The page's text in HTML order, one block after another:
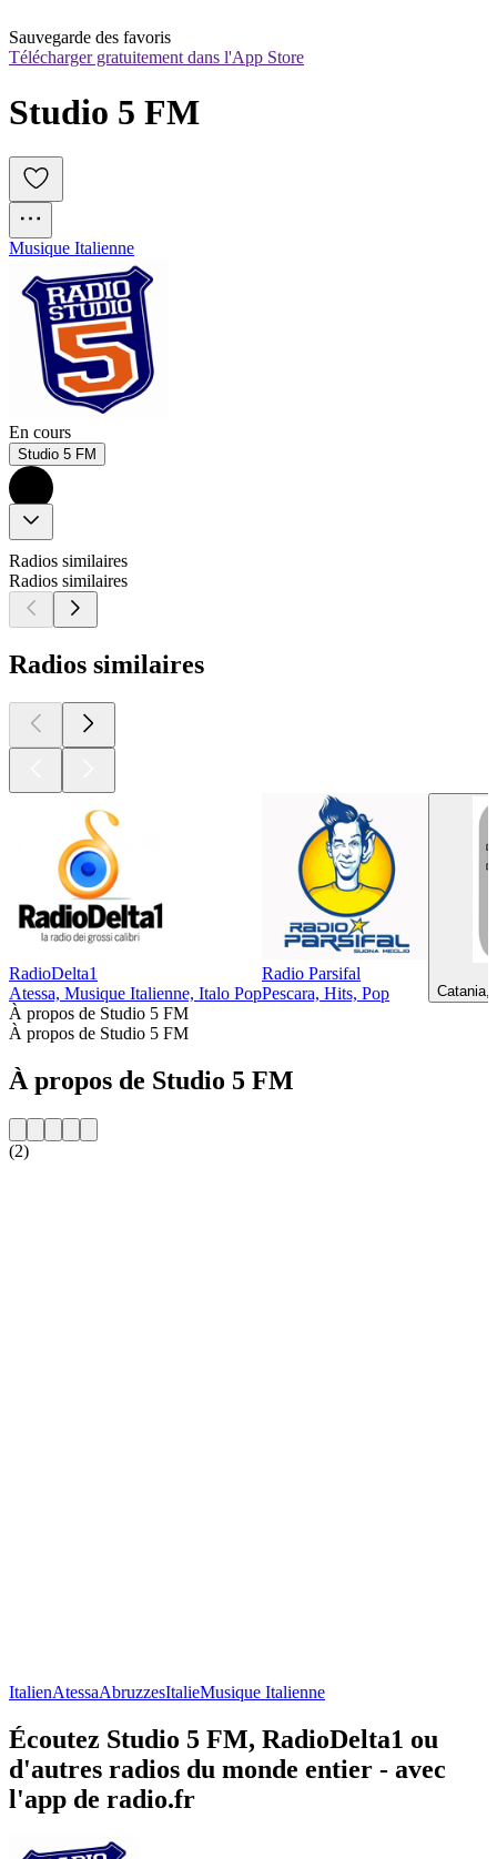
Sauvegarde des favoris
Télécharger gratuitement dans l'App Store
Studio 5 FM
Musique Italienne
En cours
Studio 5 FM
Radios similaires
Radios similaires
Radios similaires
RadioDelta1
Atessa, Musique Italienne, Italo Pop
Radio Parsifal
Pescara, Hits, Pop
Catania,
À propos de Studio 5 FM
À propos de Studio 5 FM
À propos de Studio 5 FM
(2)
ItalienAtessaAbruzzesItalieMusique Italienne
Écoutez Studio 5 FM, RadioDelta1 ou
d'autres radios du monde entier - avec
l'app de radio.fr